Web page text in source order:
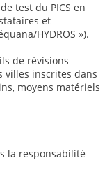
test du PICS en
et
HYDROS »).
de révisions
villes inscrites dans
moyens matériels
la responsabilité